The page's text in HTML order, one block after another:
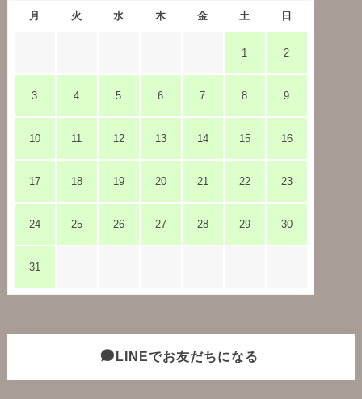
月 火 水 木 金 土 日
1 2
3 4 5 6 7 8 9
10 11 12 13 14 15 16
17 18 19 20 21 22 23
24 25 26 27 28 29 30
31
LINEでお友だちになる